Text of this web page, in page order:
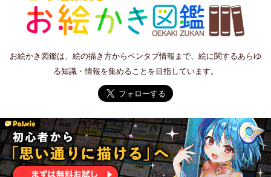
お絵かき図鑑は、絵の描き方からペンタブ情報まで、絵に関するあらゆ
る知識・情報を集めることを目指しています。